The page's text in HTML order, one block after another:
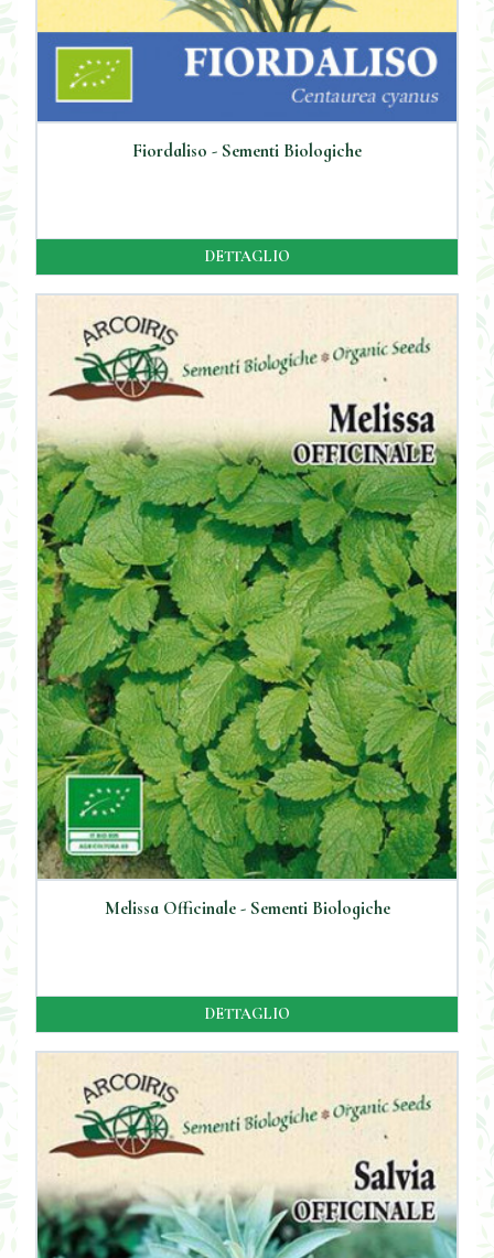
Fiordaliso - Sementi Biologiche
DETTAGLIO
Melissa Officinale - Sementi Biologiche
DETTAGLIO